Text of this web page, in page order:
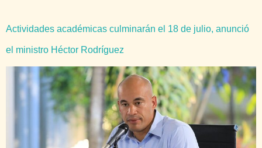
Actividades académicas culminarán el 18 de julio, anunció
el ministro Héctor Rodríguez